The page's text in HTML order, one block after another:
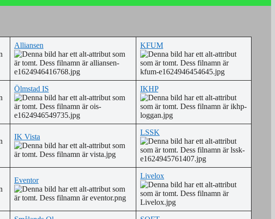
Alliansen KFUM
Ölmstad IS IKHP
IK Vista
LSSK
Eventor
Livelox